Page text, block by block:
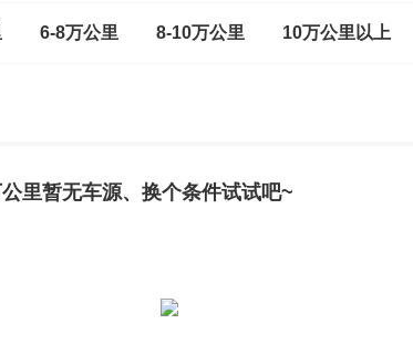
6-8万公里 8-10万公里 10万公里以上
里暂无车源、换个条件试试吧~